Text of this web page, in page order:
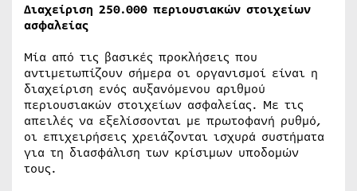
Διαχείριση 250.000 περιουσιακών στοιχείων
ασφαλείας
Μία από τις βασικές προκλήσεις που
αντιμετωπίζουν σήμερα οι οργανισμοί είναι η
διαχείριση ενός αυξανόμενου αριθμού
περιουσιακών στοιχείων ασφαλείας. Με τις
απειλές να εξελίσσονται με πρωτοφανή ρυθμό,
οι επιχειρήσεις χρειάζονται ισχυρά συστήματα
για τη διασφάλιση των κρίσιμων υποδομών
τους.